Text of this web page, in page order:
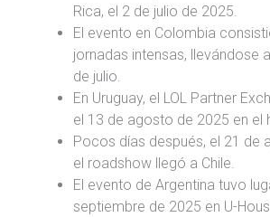
Rica, el 2 de julio de 2025.
El evento en Colombia
jornadas intensas, llevándose
de julio.
En Uruguay, el LOL Partner
el 13 de agosto de 2025 en el
Pocos días después, el 21 de
el roadshow llegó a Chile.
El evento de Argentina tuvo
septiembre de 2025 en U-